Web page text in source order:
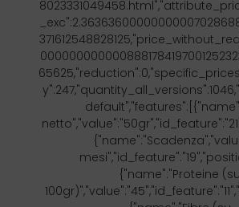
{"name":"Proteine (su